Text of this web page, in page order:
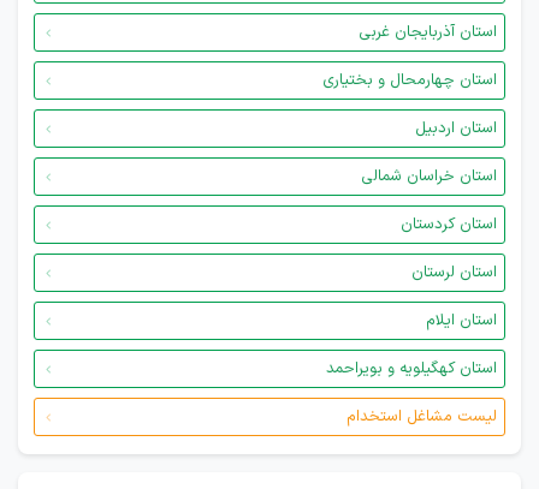
استان آذربایجان غربی
استان چهارمحال و بختیاری
استان اردبیل
استان خراسان شمالی
استان کردستان
استان لرستان
استان ایلام
استان کهگیلویه و بویراحمد
لیست مشاغل استخدام